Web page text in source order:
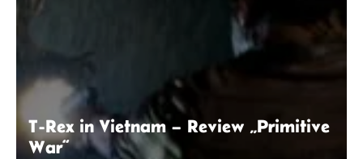
T-Rex in Vietnam – Review „Primitive
War“